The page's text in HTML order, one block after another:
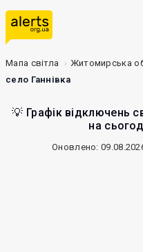
Мапа світла Житомирська
село Ганнівка
💡 Графік відключень
на
Оновлено: